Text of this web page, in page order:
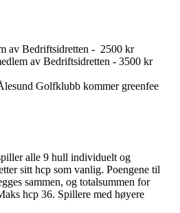
av Bedriftsidretten - 2500 kr
av Bedriftsidretten - 3500 kr
Golfklubb kommer greenfee
alle 9 hull individuelt og
sitt hcp som vanlig. Poengene til
sammen, og totalsummen for
hcp 36. Spillere med høyere